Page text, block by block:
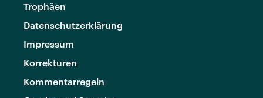
Trophäen
Datenschutzerklärung
Impressum
Korrekturen
Kommentarregeln